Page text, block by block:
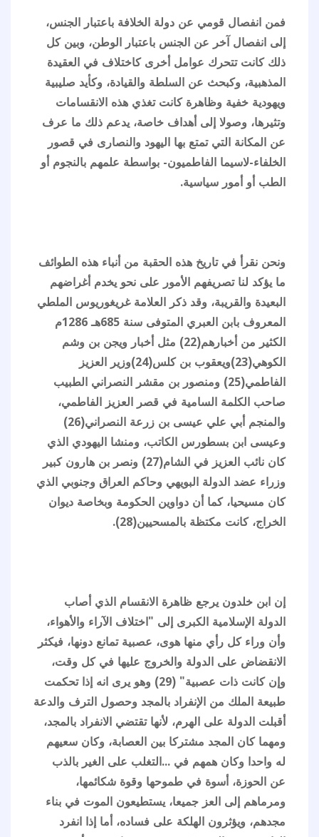
فمن انفصال قومي عن دولة الخلافة باعتبار الجنس،
إلى انفصال آخر عن الجنس باعتبار الوطن، وبين كل
ذلك كانت تتحرك عوامل أخرى كاختلاف في العقيدة
المذهبية، وكبحث عن السلطة والقيادة، وكأيد صليبية
ويهودية خفية وظاهرة كانت تغذي هذه الانقسامات
وتثيرها، وصولا إلى أهداف خاصة، يدعم ذلك ما عرف
عن المكانة التي تمتع بها اليهود والنصارى في قصور
الخلفاء-لاسيما الفاطميون- بواسطة علمهم بالنجوم أو
الطب أو أمور سياسية.
ونحن نقرأ في تاريخ هذه الحقبة من أنباء هذه الطوائف
ما يؤكد لنا تصريفهم الأمور على نحو يخدم أغراضهم
البعيدة والقريبة، وقد ذكر العلامة غريغوريوس الملطي
المعروف بابن العبري المتوفى سنة 685هـ 1286م
الكثير من أخبارهم(22) مثل أخبار ويجن بن وشم
الكوهي(23)ويعقوب بن كلس(24)وزير العزيز
الفاطمي(25) ومنصور بن مقشر النصراني الطبيب
صاحب الكلمة السامية في قصر العزيز الفاطمي،
والمنجم أبي علي عيسى بن زرعة النصراني(26)
وعيسى ابن بسطورس الكاتب، ومنشا اليهودي الذي
كان نائب العزيز في الشام(27) ونصر بن هارون كبير
وزراء عضد الدولة البويهي وحاكم العراق وجنوبي الذي
كان مسيحيا، كما أن دواوين الحكومة وبخاصة ديوان
الخراج، كانت مكتظة بالمسحيين(28).
إن ابن خلدون يرجع ظاهرة الانقسام الذي أصاب
الدولة الإسلامية الكبرى إلى "اختلاف الآراء والأهواء،
وأن وراء كل رأي منها هوى، عصبية تمانع دونها، فيكثر
الانقضاض على الدولة والخروج عليها في كل وقت،
وإن كانت ذات عصبية" (29) وهو يرى انه إذا تحكمت
طبيعة الملك من الإنفراد بالمجد وحصول الترف والدعة
أقبلت الدولة على الهرم، لأنها تقتضي الانفراد بالمجد،
ومهما كان المجد مشتركا بين العصابة، وكان سعيهم
له واحدا وكان همهم في ...التغلب على الغير بالذب
عن الحوزة، أسوة في طموحها وقوة شكائمها،
ومرماهم إلى العز جميعا، يستطيعون الموت في بناء
مجدهم، ويؤثرون الهلكة على فساده، أما إذا انفرد